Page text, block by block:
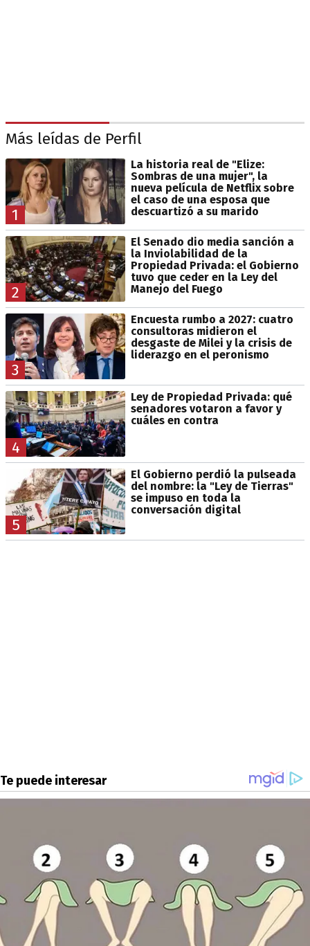
Más leídas de Perfil
1
La historia real de "Elize:
Sombras de una mujer", la
nueva película de Netflix sobre
el caso de una esposa que
descuartizó a su marido
2
El Senado dio media sanción a
la Inviolabilidad de la
Propiedad Privada: el Gobierno
tuvo que ceder en la Ley del
Manejo del Fuego
3
Encuesta rumbo a 2027: cuatro
consultoras midieron el
desgaste de Milei y la crisis de
liderazgo en el peronismo
4
Ley de Propiedad Privada: qué
senadores votaron a favor y
cuáles en contra
5
El Gobierno perdió la pulseada
del nombre: la "Ley de Tierras"
se impuso en toda la
conversación digital